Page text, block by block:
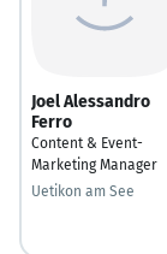
Joel Alessandro
Ferro
Content & Event-
Marketing Manager
Uetikon am See